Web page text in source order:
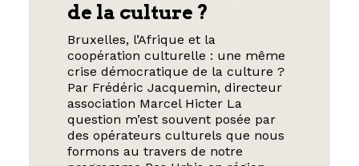
de la culture ?
Bruxelles, l’Afrique et la
coopération culturelle : une même
crise démocratique de la culture ?
Par Frédéric Jacquemin, directeur
association Marcel Hicter La
question m’est souvent posée par
des opérateurs culturels que nous
formons au travers de notre